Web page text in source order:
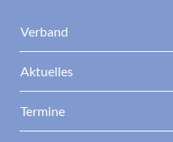
Verband
Aktuelles
Termine